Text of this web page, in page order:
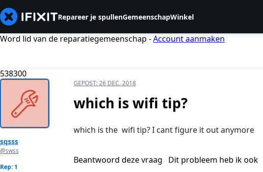
Repareer je spullenGemeenschapWinkel
Word lid van de reparatiegemeenschap -Account aanmaken
538300
sqsss
@swss
Rep: 1
GEPOST:26 DEC. 2018
which is wifi tip?
which is the wifi tip? I cant figure it out anymore
Beantwoord deze vraag Dit probleem heb ik ook